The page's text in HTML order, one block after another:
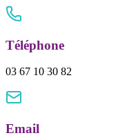
Téléphone
03 67 10 30 82
Email